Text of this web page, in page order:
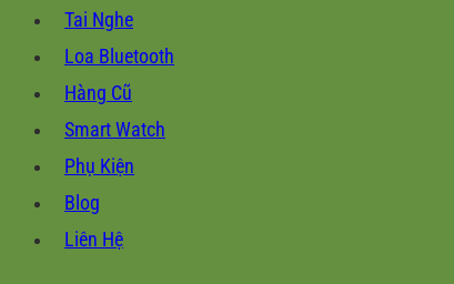
Tai Nghe
Loa Bluetooth
Hàng Cũ
Smart Watch
Phụ Kiện
Blog
Liên Hệ